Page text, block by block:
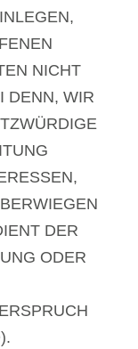
NICHT
DENN, WIR
DER
ODER